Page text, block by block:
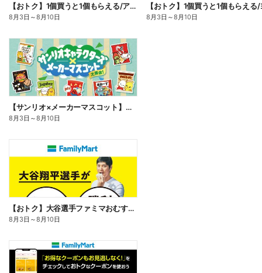
【おトク】1個買うと1個もらえる/アイス
8月3日 ～8月10日 8月3日 ～8月10日
【サンリオ×メーカーマスコット】オリジナルグッズ貰える!
8月3日 ～8月10日
【おトク】大谷選手ファミマおむすび割
8月3日 ～8月10日